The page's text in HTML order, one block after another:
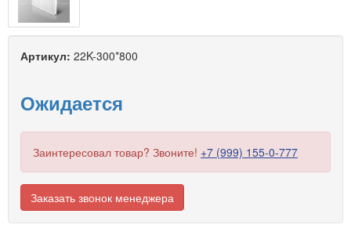
Артикул: 22K-300*800
Ожидается
Заинтересовал товар? Звоните! +7 (999) 155-0-777
Заказать звонок менеджера